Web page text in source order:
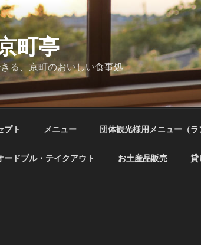
町亭
る、京町のおいしい食事処
プト メニュー 団体観光様用メニュー（ラ
ードブル・テイクアウト お土産品販売 貸